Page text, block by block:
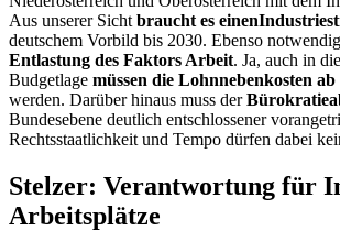
Aus unserer Sicht braucht es einen
deutschem Vorbild bis 2030. Ebenso
Entlastung des Faktors Arbeit. Ja, auch in
Budgetlage müssen die Lohnnebenkosten ab
werden. Darüber hinaus muss der
Bundesebene deutlich entschlossener
Rechtsstaatlichkeit und Tempo dürfen dabei
Stelzer: Verantwortung für
Arbeitsplätze